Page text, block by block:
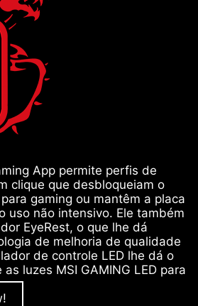
App permite perfis de
clique que desbloqueiam o
gaming ou mantêm a placa
uso não intensivo. Ele também
EyeRest, o que lhe dá
de melhoria de qualidade
de controle LED lhe dá o
luzes MSI GAMING LED para